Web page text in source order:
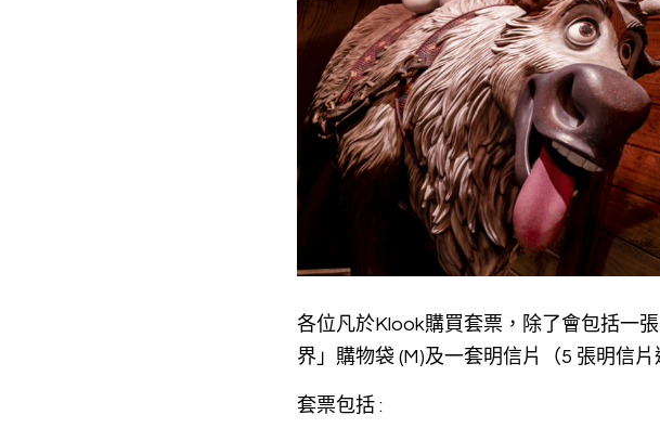
各位凡於Klook購買套票，除了會包括一
界」購物袋 (M)及一套明信片（5 張明信
套票包括 :